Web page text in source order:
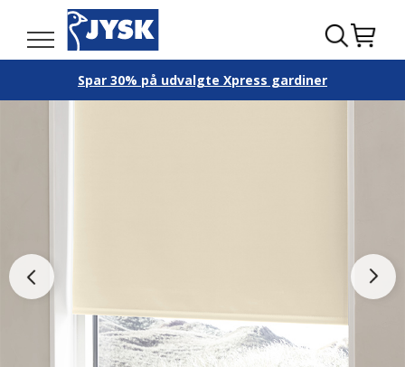
Spar 30% på udvalgte Xpress gardiner